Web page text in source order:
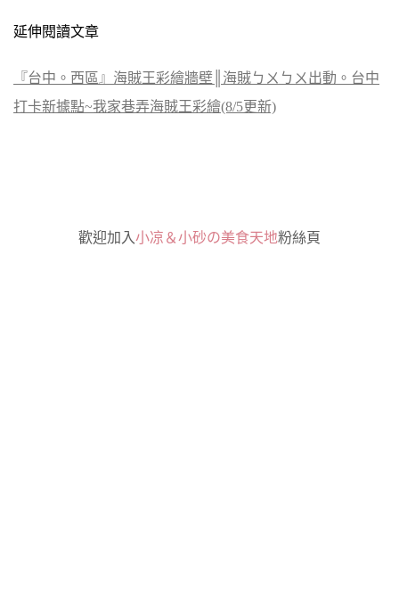
延伸閱讀文章
『台中。西區』海賊王彩繪牆壁║海賊ㄅㄨㄅㄨ出動。台中
打卡新據點~我家巷弄海賊王彩繪(8/5更新)
歡迎加入小凉＆小砂の美食天地粉絲頁